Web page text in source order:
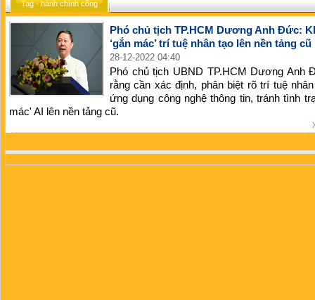
Tag - hành chính công
Phó chủ tịch TP.HCM Dương Anh Đức:
‘gắn mác’ trí tuệ nhân tạo lên nền tảng cũ
28-12-2022 04:40
Phó chủ tịch UBND TP.HCM Dương Anh
rằng cần xác định, phân biệt rõ trí tuệ
ứng dụng công nghệ thông tin, tránh tình
mác' AI lên nền tảng cũ.